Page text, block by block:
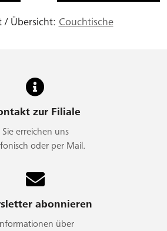
/ Übersicht: Couchtische
zur Filiale
Sie erreichen uns
oder per Mail.
abonnieren
über